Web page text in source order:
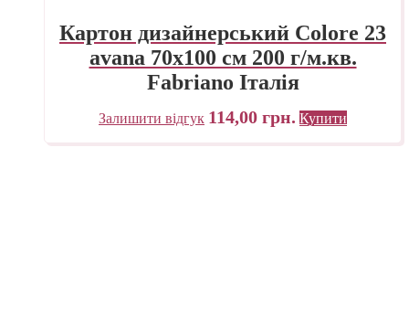
Картон дизайнерський Colore 23
avana 70х100 см 200 г/м.кв.
Fabriano Італія
Залишити відгук 114,00 грн. Купити